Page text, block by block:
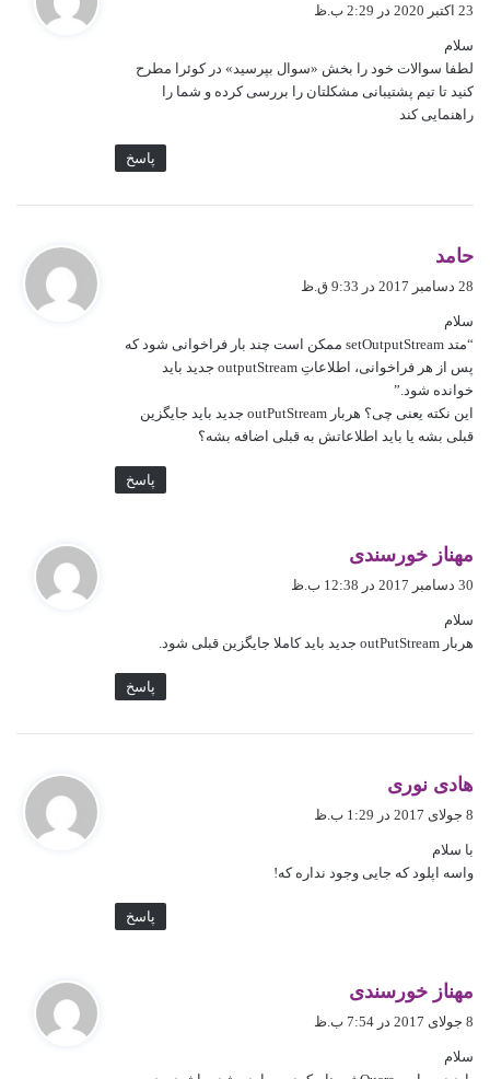
23 اکتبر 2020 در 2:29 ب.ظ
سلام
لطفا سوالات خود را بخش «سوال بپرسید» در کوئرا مطرح
کنید تا تیم پشتیبانی مشکلتان را بررسی کرده و شما را
راهنمایی کند
پاسخ
حامد
28 دسامبر 2017 در 9:33 ق.ظ
سلام
“متد setOutputStream ممکن است چند بار فراخوانی شود که
پس از هر فراخوانی، اطلاعاتِ outputStream جدید باید
خوانده شود.”
این نکته یعنی چی؟ هربار outPutStream جدید باید جایگزین
قبلی بشه یا باید اطلاعاتش به قبلی اضافه بشه؟
پاسخ
مهناز خورسندی
30 دسامبر 2017 در 12:38 ب.ظ
سلام
هربار outPutStream جدید باید کاملا جایگزین قبلی شود.
پاسخ
هادی نوری
8 جولای 2017 در 1:29 ب.ظ
با سلام
واسه اپلود که جایی وجود نداره که!
پاسخ
مهناز خورسندی
8 جولای 2017 در 7:54 ب.ظ
سلام